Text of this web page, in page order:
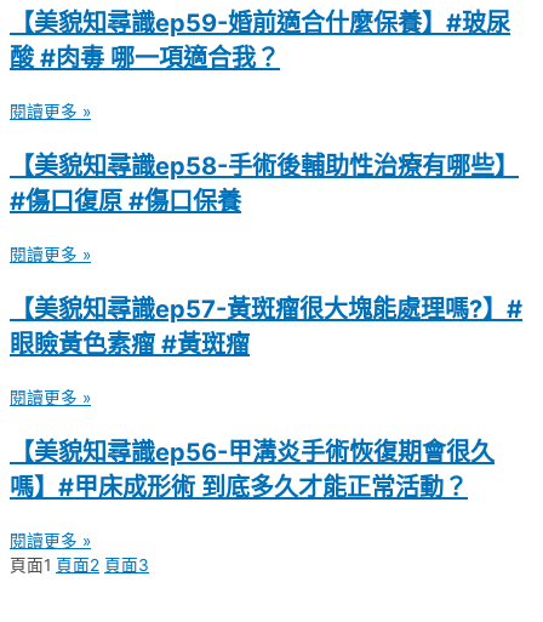
【美貌知尋識ep59-婚前適合什麼保養】#玻尿
酸 #肉毒 哪一項適合我？
閱讀更多 »
【美貌知尋識ep58-手術後輔助性治療有哪些】
#傷口復原 #傷口保養
閱讀更多 »
【美貌知尋識ep57-黃斑瘤很大塊能處理嗎?】#
眼瞼黃色素瘤 #黃斑瘤
閱讀更多 »
【美貌知尋識ep56-甲溝炎手術恢復期會很久
嗎】#甲床成形術 到底多久才能正常活動？
閱讀更多 »
頁面1 頁面2 頁面3